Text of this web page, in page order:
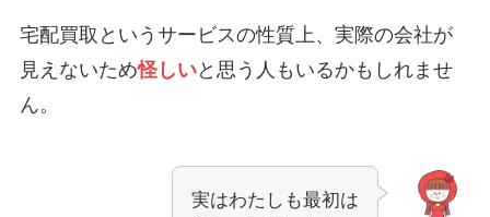
宅配買取というサービスの性質上、実際の会社が
見えないため怪しいと思う人もいるかもしれませ
ん。
実はわたしも最初は